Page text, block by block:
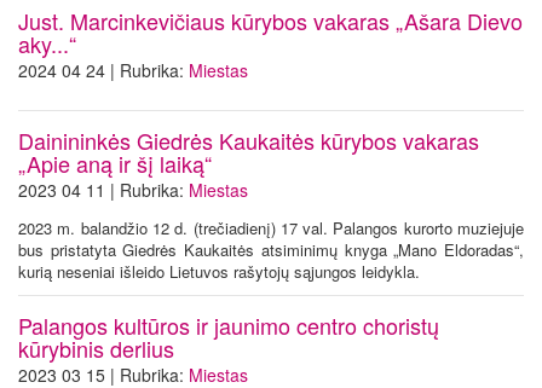
Just. Marcinkevičiaus kūrybos vakaras „Ašara Dievo
aky...“
2024 04 24 | Rubrika: Miestas
Dainininkės Giedrės Kaukaitės kūrybos vakaras
„Apie aną ir šį laiką“
2023 04 11 | Rubrika: Miestas
2023 m. balandžio 12 d. (trečiadienį) 17 val. Palangos kurorto muziejuje
bus pristatyta Giedrės Kaukaitės atsiminimų knyga „Mano Eldoradas“,
kurią neseniai išleido Lietuvos rašytojų sąjungos leidykla.
Palangos kultūros ir jaunimo centro choristų
kūrybinis derlius
2023 03 15 | Rubrika: Miestas